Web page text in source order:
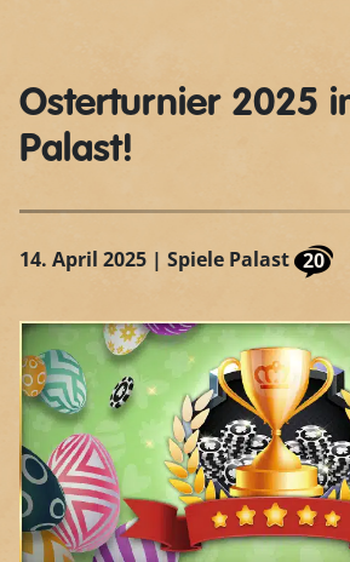
Osterturnier 2025
Palast!
14. April 2025 | Spiele Palast 20